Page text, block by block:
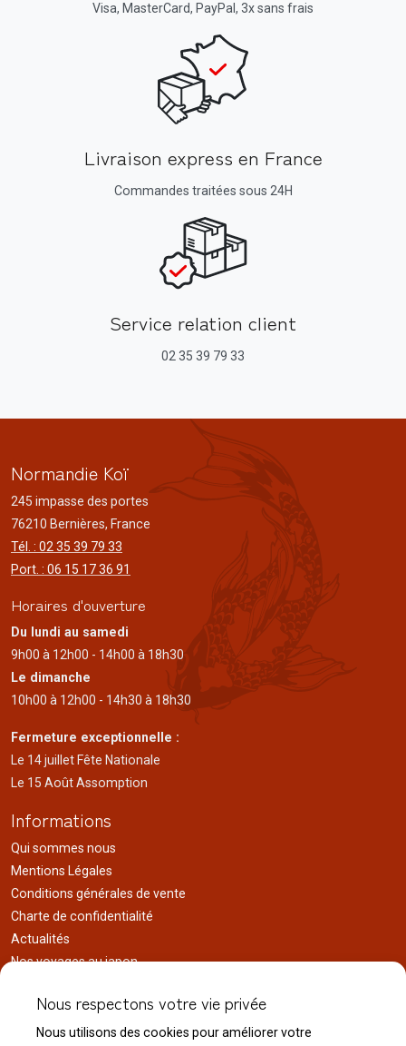
Visa, MasterCard, PayPal, 3x sans frais
Livraison express en France
Commandes traitées sous 24H
Service relation client
02 35 39 79 33
Normandie Koï
245 impasse des portes
76210 Bernières, France
Tél. : 02 35 39 79 33
Port. : 06 15 17 36 91
Horaires d'ouverture
Du lundi au samedi
9h00 à 12h00 - 14h00 à 18h30
Le dimanche
10h00 à 12h00 - 14h30 à 18h30
Fermeture exceptionnelle :
Le 14 juillet Fête Nationale
Le 15 Août Assomption
Informations
Qui sommes nous
Mentions Légales
Conditions générales de vente
Charte de confidentialité
Actualités
Nos voyages au japon
Liens utiles
Nous respectons votre vie privée
Nous utilisons des cookies pour améliorer votre